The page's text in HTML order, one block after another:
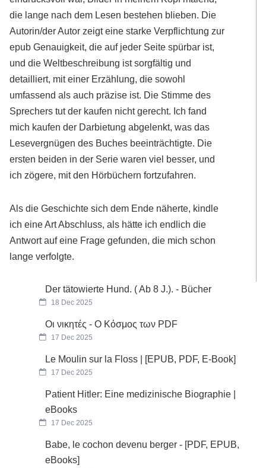
die lange nach dem Lesen bestehen blieben. Die
Autorin/der Autor zeigt eine starke Verpflichtung zur
epub Genauigkeit, die auf jeder Seite spürbar ist,
und die Weltbeschreibung ist sorgfältig und
detailliert, mit einer Erzählung, die sowohl
umfassend als auch präzise ist. Die Stimme des
Sprechers tut der kaufen nicht gerecht. Ich fand
mich kaufen der Darbietung abgelenkt, was das
Lesevergnügen des Buches beeinträchtigte. Die
ersten beiden in der Serie waren viel besser, und
ich zögere, mit den Hörbüchern fortzufahren.
Als die Geschichte sich dem Ende näherte, kindle
ich eine Art Abschluss, als hätte ich endlich die
Antwort auf eine Frage gefunden, die mich schon
lange verfolgte.
Der tätowierte Hund. ( Ab 8 J.). - Bücher
18 Dec 2025
Οι νικητές - Ο Κόσμος των PDF
17 Dec 2025
Le Moulin sur la Floss | [EPUB, PDF, E-Book]
17 Dec 2025
Patient Hitler: Eine medizinische Biographie |
eBooks
17 Dec 2025
Babe, le cochon devenu berger - [PDF, EPUB,
eBooks]